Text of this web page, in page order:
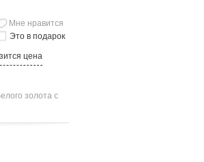
Мне нравится
Это в подарок
цена
золота c